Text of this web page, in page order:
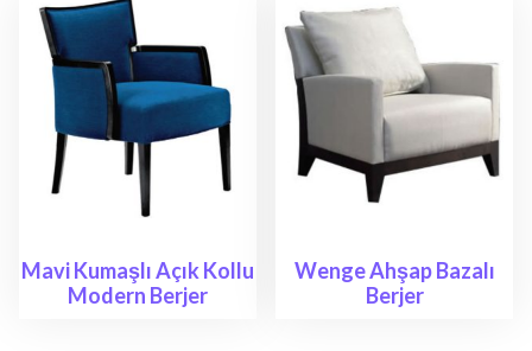
Mavi Kumaşlı Açık Kollu
Modern Berjer
Wenge Ahşap Bazalı
Berjer